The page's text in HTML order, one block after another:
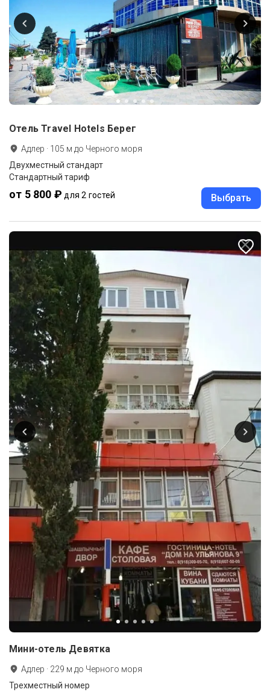
Отель Travel Hotels Берег
Адлер · 105 м до Черного моря
Двухместный стандарт
Стандартный тариф
от 5 800 ₽ для 2 гостей Выбрать
Мини-отель Девятка
Адлер · 229 м до Черного моря
Трехместный номер